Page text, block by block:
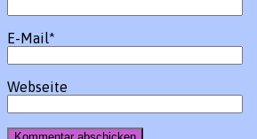
E-Mail*
Webseite